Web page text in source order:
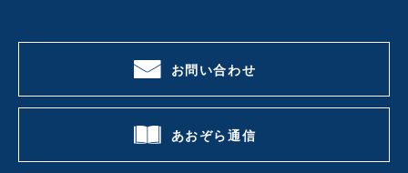
お問い合わせ
あおぞら通信